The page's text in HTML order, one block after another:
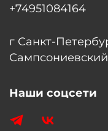
+74951084164
г Санкт-
Наши соцсети